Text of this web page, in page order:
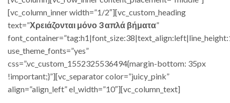
[vc_column_inner width=”1/2″][vc_custom_heading
text=”Χρειάζονται μόνο 3 απλά βήματα”
use_theme_fonts=”yes”
css=”.vc_custom_1552325536494{margin-bottom: 35px
!important;}”][vc_separator color=”juicy_pink”
align=”align_left” el_width=”10″][vc_column_text]